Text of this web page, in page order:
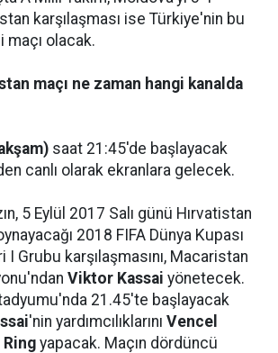
karşılaşması ise Türkiye'nin bu
olacak.
maçı ne zaman hangi kanalda
saat 21:45'de başlayacak
canlı olarak ekranlara gelecek.
5 Eylül 2017 Salı günü Hırvatistan
2018 FIFA Dünya Kupası
Grubu karşılaşmasını, Macaristan
Viktor Kassai yönetecek.
21.45'te başlayacak
'nin yardımcılıklarını Vencel
Ringyapacak. Maçın dördüncü